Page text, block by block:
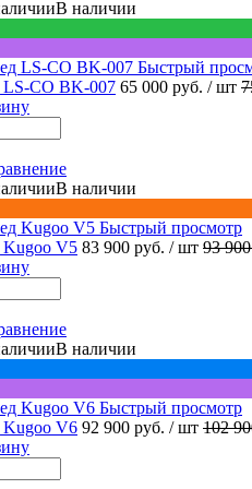
В наличии
Быстрый
LS-CO BK-007 65 000 руб. / шт
В наличии
Быстрый просмотр
Kugoo V5 83 900 руб. / шт 93
В наличии
Быстрый просмотр
Kugoo V6 92 900 руб. / шт 102